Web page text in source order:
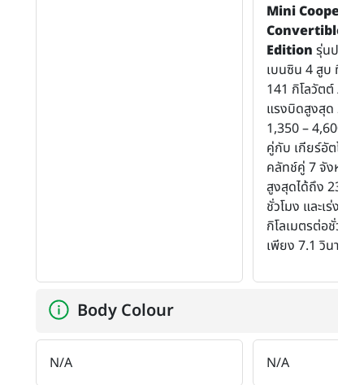
Mini Cooper
Convertible
Edition รุ่นปรับโ
เบนซิน 4 สูบ ที่ให้
141 กิโลวัตต์ /
แรงบิดสูงสุด 280
1,350 – 4,600 ร
คู่กับ เกียร์อัตโน
คลัทช์คู่ 7 จังหวะ
สูงสุดได้ถึง 230 กิ
ชั่วโมง และเร่งคว
กิโลเมตรต่อชั่วโม
เพียง 7.1 วินาที
Body Colour
N/A N/A